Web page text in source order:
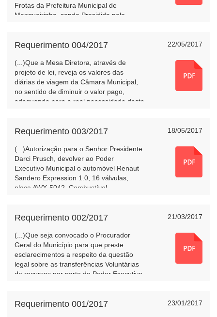
Frotas da Prefeitura Municipal de
Mangueirinha, sendo Presidida pelo
Prusch e Sérgio Luiz dos Santos.(...)
22/05/2017
Requerimento 004/2017
(...)Que a Mesa Diretora, através de
projeto de lei, reveja os valores das
diárias de viagem da Câmara Municipal,
no sentido de diminuir o valor pago,
adequando para a real necessidade deste
necessidade de pernoite e também o
circunvizinhas somente para a
alimentação.(...)
18/05/2017
Requerimento 003/2017
(...)Autorização para o Senhor Presidente
Darci Prusch, devolver ao Poder
Executivo Municipal o automóvel Renaut
Sandero Expression 1.0, 16 válvulas,
placa AWX-5042, Combustível
passageiros, potência de 77 cv, categoria
93YBSR7RHDJ677348, Código Renavam
n.º 00537861777 de propriedade da
Câmara Municipal de Mangueirinha.(...)
21/03/2017
Requerimento 002/2017
(...)Que seja convocado o Procurador
Geral do Município para que preste
esclarecimentos a respeito da questão
legal sobre as transferências Voluntárias
de recursos por parte do Poder Executivo
esclarecendo especificamente: -O que
23/01/2017
Requerimento 001/2017